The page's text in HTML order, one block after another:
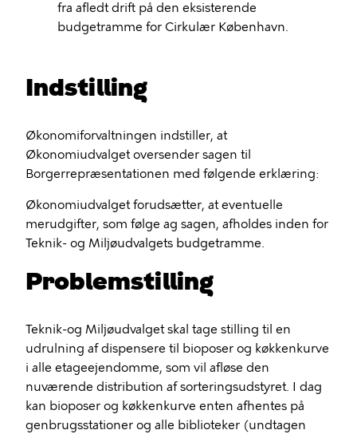
fra afledt drift på den eksisterende
budgetramme for Cirkulær København.
Indstilling
Økonomiforvaltningen indstiller, at
Økonomiudvalget oversender sagen til
Borgerrepræsentationen med følgende erklæring:
Økonomiudvalget forudsætter, at eventuelle
merudgifter, som følge ag sagen, afholdes inden for
Teknik- og Miljøudvalgets budgetramme.
Problemstilling
Teknik-og Miljøudvalget skal tage stilling til en
udrulning af dispensere til bioposer og køkkenkurve
i alle etageejendomme, som vil afløse den
nuværende distribution af sorteringsudstyret. I dag
kan bioposer og køkkenkurve enten afhentes på
genbrugsstationer og alle biblioteker (undtagen